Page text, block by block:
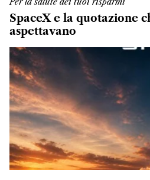
SpaceX e la quotazione
aspettavano